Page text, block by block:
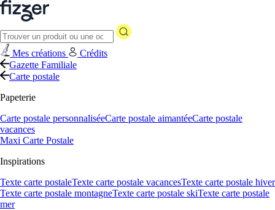
Mes créations
Crédits
Gazette Familiale
Carte postale
Papeterie
Carte postale personnaliséeCarte postale aimantéeCarte postale
vacances
Maxi Carte Postale
Inspirations
Texte carte postaleTexte carte postale vacancesTexte carte postale hiver
Texte carte postale montagneTexte carte postale skiTexte carte postale
mer